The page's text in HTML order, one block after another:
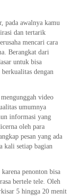
pada awalnya kamu
dan tertarik
mencari cara
Berangkat dari
untuk bisa
dengan
video
umumnya
informasi yang
oleh para
pesan yang ada
kali setiap bagian
penonton bisa
bertele tele. Oleh
5 hingga 20 menit